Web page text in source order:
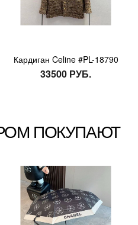
Кардиган Celine #PL-18790
33500 РУБ.
ПОКУПАЮТ